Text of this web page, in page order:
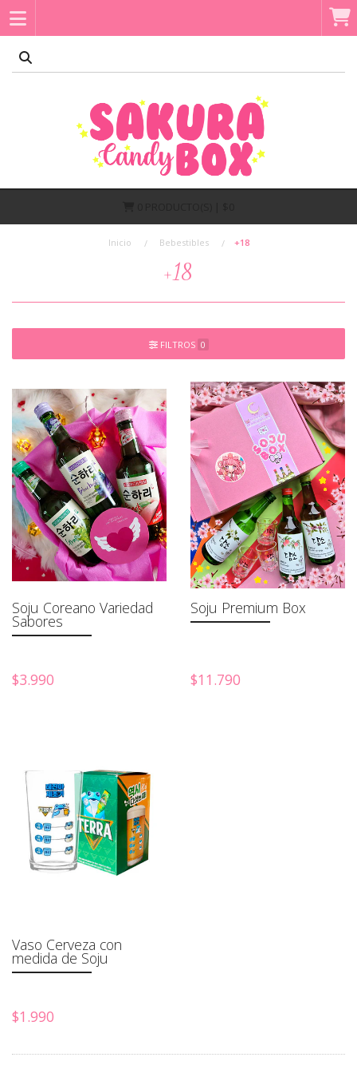
Inicio Bebestibles +18
+18
FILTROS 0
Soju Coreano Variedad
Sabores
$3.990
Soju Premium Box
$11.790
Vaso Cerveza con
medida de Soju
$1.990